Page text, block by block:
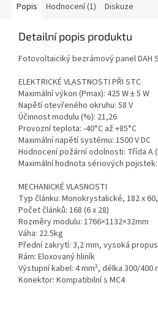
Popis Hodnocení (1) Diskuze
Detailní popis produktu
Fotovoltaiciký bezrámový panel DAH
ELEKTRICKÉ VLASTNOSTI PŘI STC
Maximální výkon (Pmax): 425 W ± 5 W
Napětí otevřeného okruhu: 58 V
Účinnost modulu (%): 21,26
Provozní teplota: -40°C až +85°C
Maximální napětí systému: 1500 V DC
Hodnocení požární odolnosti: Třída A
Maximální hodnota sériových pojistek:
MECHANICKÉ VLASNOSTI
Typ článku: Monokrystalické, 182 x
Počet článků: 168 (6 x 28)
Rozměry modulu: 1766×1132×32mm
Váha: 22.5kg
Přední zakrytí: 3,2 mm, vysoká
Rám: Eloxovaný hliník
Výstupní kabel: 4 mm², délka 300/400
Konektor: Kompatibilní s MC4